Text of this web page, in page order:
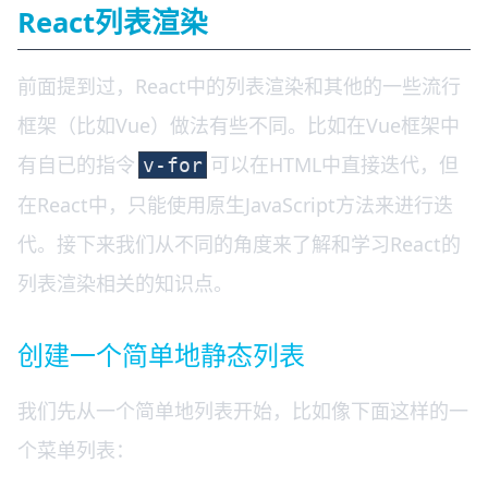
React列表渲染
前面提到过，React中的列表渲染和其他的一些流行
框架（比如Vue）做法有些不同。比如在Vue框架中
有自已的指令 v-for 可以在HTML中直接迭代，但
在React中，只能使用原生JavaScript方法来进行迭
代。接下来我们从不同的角度来了解和学习React的
列表渲染相关的知识点。
创建一个简单地静态列表
我们先从一个简单地列表开始，比如像下面这样的一
个菜单列表：